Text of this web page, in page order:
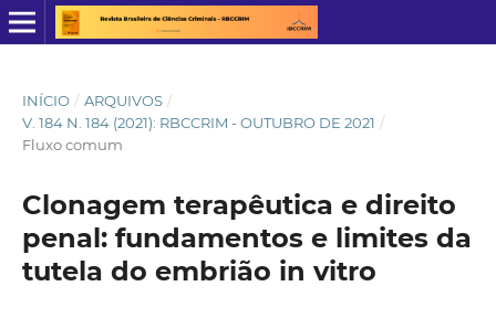
INÍCIO / ARQUIVOS /
V. 184 N. 184 (2021): RBCCRIM - OUTUBRO DE 2021 /
Fluxo comum
Clonagem terapêutica e direito
penal: fundamentos e limites da
tutela do embrião in vitro